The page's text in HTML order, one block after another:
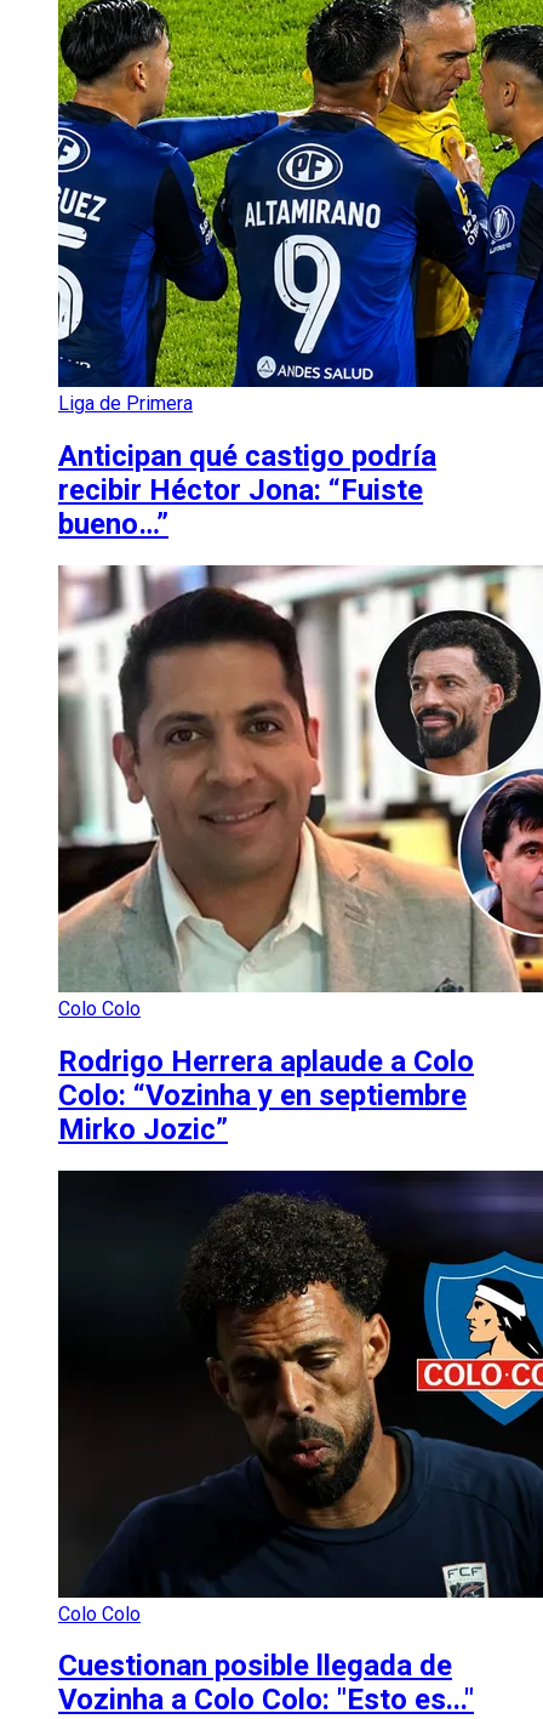
Liga de Primera
Anticipan qué castigo podría
recibir Héctor Jona: “Fuiste
bueno…”
Colo Colo
Rodrigo Herrera aplaude a Colo
Colo: “Vozinha y en septiembre
Mirko Jozic”
Colo Colo
Cuestionan posible llegada de
Vozinha a Colo Colo: "Esto es..."